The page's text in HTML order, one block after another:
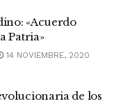
«Acuerdo
Patria»
14 NOVIEMBRE, 2020
de los